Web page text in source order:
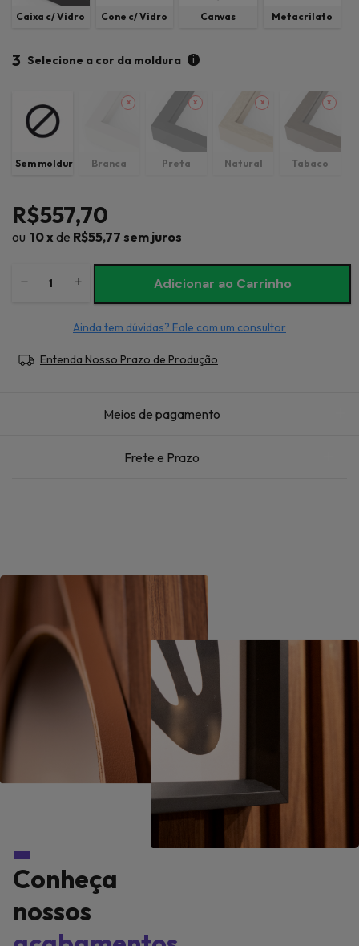
Caixa c/ Vidro Cone c/ Vidro Canvas Metacrilato
3 Selecione a cor da moldura i
Sem moldura Branca Preta Natural Tabaco
R$557,70
10x de R$55,77 sem juros
Ainda tem dúvidas? Fale com um consultor
Entenda Nosso Prazo de Produção
Meios de pagamento
Frete e Prazo
Conheça
nossos